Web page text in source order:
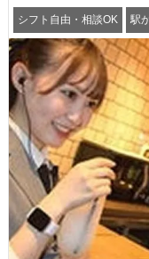
シフト自由・相談OK 駅